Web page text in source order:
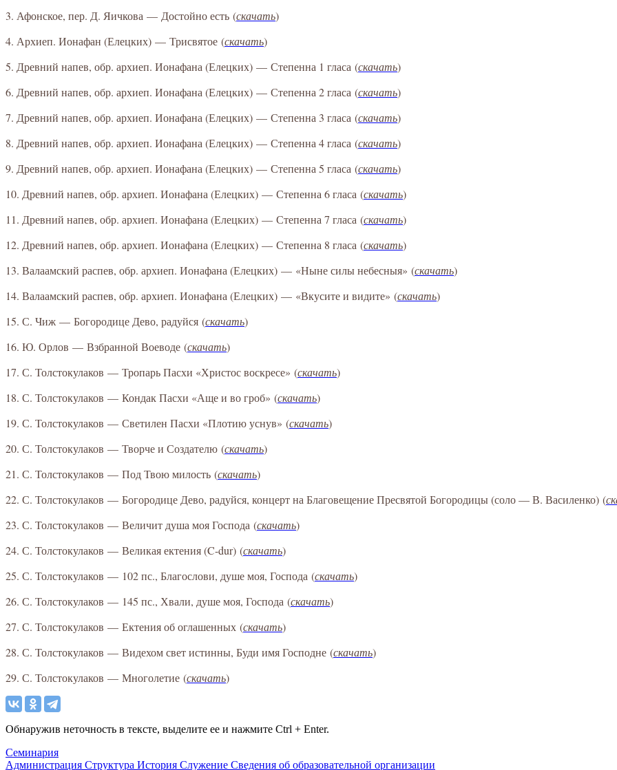
3. Афонское, пер. Д. Яичкова — Достойно есть (скачать)
4. Архиеп. Ионафан (Елецких) — Трисвятое (скачать)
5. Древний напев, обр. архиеп. Ионафана (Елецких) — Степенна 1 гласа (скачать)
6. Древний напев, обр. архиеп. Ионафана (Елецких) — Степенна 2 гласа (скачать)
7. Древний напев, обр. архиеп. Ионафана (Елецких) — Степенна 3 гласа (скачать)
8. Древний напев, обр. архиеп. Ионафана (Елецких) — Степенна 4 гласа (скачать)
9. Древний напев, обр. архиеп. Ионафана (Елецких) — Степенна 5 гласа (скачать)
10. Древний напев, обр. архиеп. Ионафана (Елецких) — Степенна 6 гласа (скачать)
11. Древний напев, обр. архиеп. Ионафана (Елецких) — Степенна 7 гласа (скачать)
12. Древний напев, обр. архиеп. Ионафана (Елецких) — Степенна 8 гласа (скачать)
13. Валаамский распев, обр. архиеп. Ионафана (Елецких) — «Ныне силы небесныя» (скачать)
14. Валаамский распев, обр. архиеп. Ионафана (Елецких) — «Вкусите и видите» (скачать)
15. С. Чиж — Богородице Дево, радуйся (скачать)
16. Ю. Орлов — Взбранной Воеводе (скачать)
17. С. Толстокулаков — Тропарь Пасхи «Христос воскресе» (скачать)
18. С. Толстокулаков — Кондак Пасхи «Аще и во гроб» (скачать)
19. С. Толстокулаков — Светилен Пасхи «Плотию уснув» (скачать)
20. С. Толстокулаков — Творче и Создателю (скачать)
21. С. Толстокулаков — Под Твою милость (скачать)
22. С. Толстокулаков — Богородице Дево, радуйся, концерт на Благовещение Пресвятой Богородицы (соло — В. Василенко) (
23. С. Толстокулаков — Величит душа моя Господа (скачать)
24. С. Толстокулаков — Великая ектения (C-dur) (скачать)
25. С. Толстокулаков — 102 пс., Благослови, душе моя, Господа (скачать)
26. С. Толстокулаков — 145 пс., Хвали, душе моя, Господа (скачать)
27. С. Толстокулаков — Ектения об оглашенных (скачать)
28. С. Толстокулаков — Видехом свет истинны, Буди имя Господне (скачать)
29. С. Толстокулаков — Многолетие (скачать)
Обнаружив неточность в тексте, выделите ее и нажмите Ctrl + Enter.
Семинария
Администрация Структура История Служение Сведения об образовательной организации